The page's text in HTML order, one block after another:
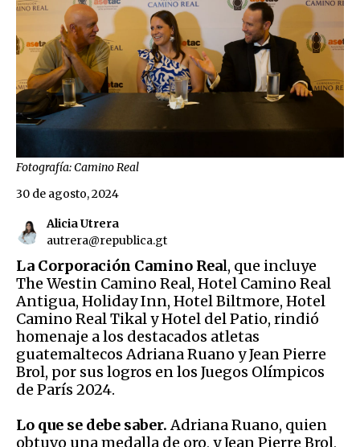
Fotografía: Camino Real
Alicia Utrera
autrera@republica.gt
30 de agosto, 2024
La Corporación Camino Real, que incluye
The Westin Camino Real, Hotel Camino Real
Antigua, Holiday Inn, Hotel Biltmore, Hotel
Camino Real Tikal y Hotel del Patio, rindió
homenaje a los destacados atletas
guatemaltecos Adriana Ruano y Jean Pierre
Brol, por sus logros en los Juegos Olímpicos
de París 2024.
Lo que se debe saber.Adriana Ruano, quien
obtuvo una medalla de oro, y Jean Pierre Brol,